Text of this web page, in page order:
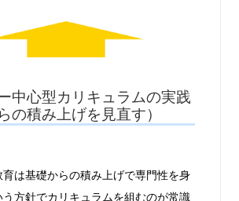
中心型カリキュラムの実践
の積み上げを見直す）
育は基礎からの積み上げで専門性を身
方針でカリキュラムを組むのが常識